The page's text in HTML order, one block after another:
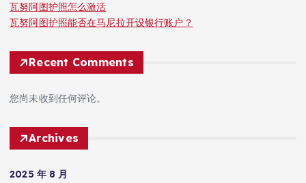
瓦努阿图护照怎么激活
瓦努阿图护照能否在马尼拉开设银行账户？
Recent Comments
您尚未收到任何评论。
Archives
2025 年 8 月